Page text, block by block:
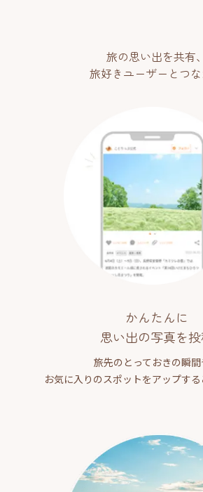
旅の思い出を共有、
旅好きユーザーとつな
かんたんに
思い出の写真を
旅先のとっておきの瞬間
お気に入りのスポットをアップす